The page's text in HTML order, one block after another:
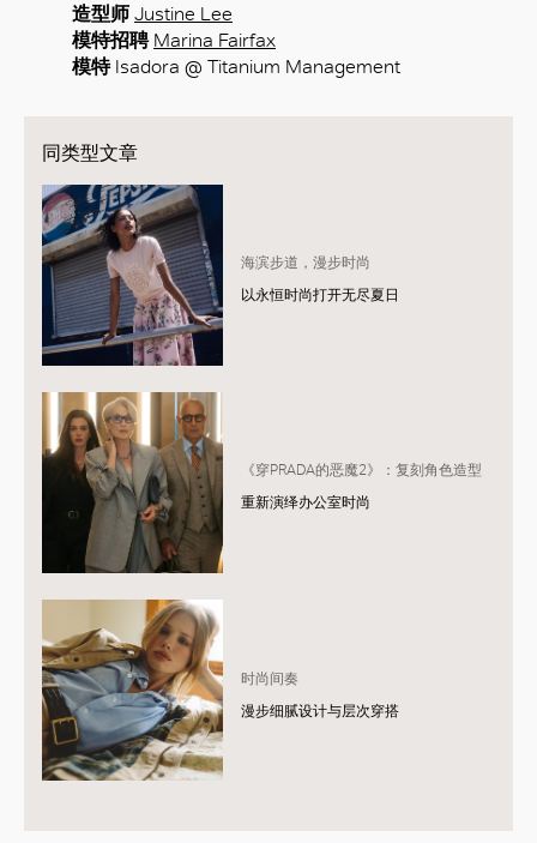
造型师 Justine Lee
模特招聘 Marina Fairfax
模特Isadora @ Titanium Management
同类型文章
海滨步道，漫步时尚
以永恒时尚打开无尽夏日
《穿PRADA的恶魔2》：复刻角色造型
重新演绎办公室时尚
时尚间奏
漫步细腻设计与层次穿搭